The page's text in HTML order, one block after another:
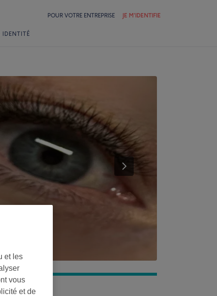
POUR VOTRE ENTREPRISE JE M'IDENTIFIE
IDENTITÉ
et les
vous
et de